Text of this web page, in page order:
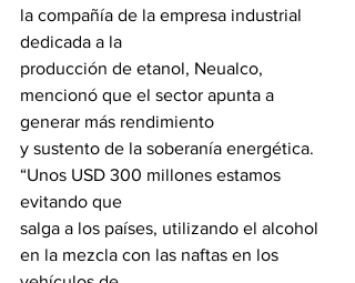
la compañía de la empresa industrial
dedicada a la
producción de etanol, Neualco,
mencionó que el sector apunta a
generar más rendimiento
y sustento de la soberanía energética.
“Unos USD 300 millones estamos
evitando que
salga a los países, utilizando el alcohol
en la mezcla con las naftas en los